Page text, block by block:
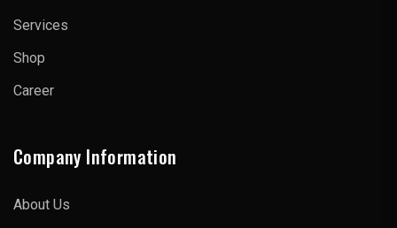
Services
Shop
Career
Company Information
About Us